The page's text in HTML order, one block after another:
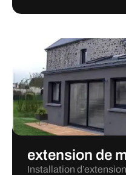
extension de
Installation